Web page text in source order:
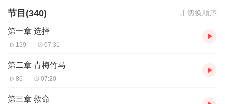
节目(340) 切换顺序
第一章 选择
159 07:31
第二章 青梅竹马
86 07:20
第三章 救命